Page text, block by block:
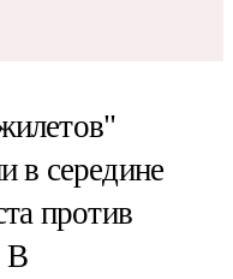
в середине
против
В